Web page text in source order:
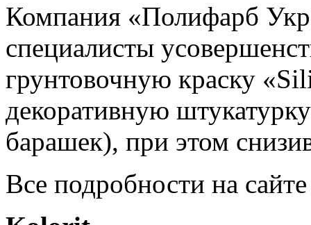
Компания «Полифарб
специалисты
грунтовочную краску
декоративную
барашек), при этом
Все подробности на